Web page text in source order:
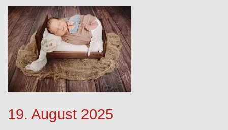
19. August 2025